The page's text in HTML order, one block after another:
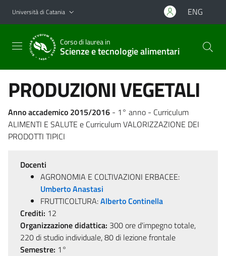
Vai al contenuto principale
Vai al menu di navigazione
Università di Catania ENG
Corso di laurea in
Scienze e tecnologie alimentari
PRODUZIONI VEGETALI
Anno accademico 2015/2016 - 1° anno - Curriculum
ALIMENTI E SALUTE e Curriculum VALORIZZAZIONE DEI
PRODOTTI TIPICI
Docenti
AGRONOMIA E COLTIVAZIONI ERBACEE:
Umberto Anastasi
FRUTTICOLTURA:Alberto Continella
Crediti: 12
Organizzazione didattica: 300 ore d'impegno totale,
220 di studio individuale, 80 di lezione frontale
Semestre: 1°